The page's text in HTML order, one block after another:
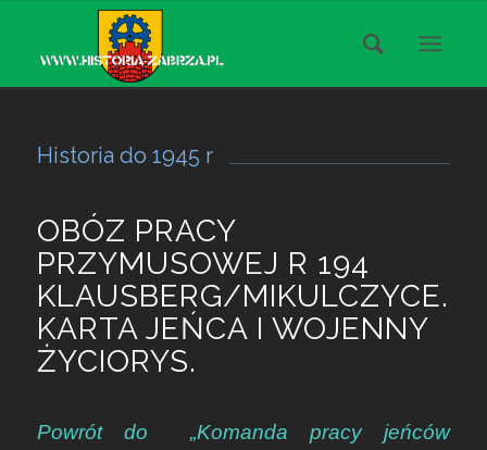
Historia do 1945 r
OBÓZ PRACY
PRZYMUSOWEJ R 194
KLAUSBERG/MIKULCZYCE.
KARTA JEŃCA I WOJENNY
ŻYCIORYS.
Powrót do „Komanda pracy jeńców